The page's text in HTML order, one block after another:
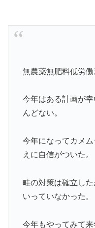
無農薬無肥料低労
今年はある計画が
んどない。
今年になってカメ
えに自信がついた。
畦の対策は確立し
いっていなかった。
今年もやってみて